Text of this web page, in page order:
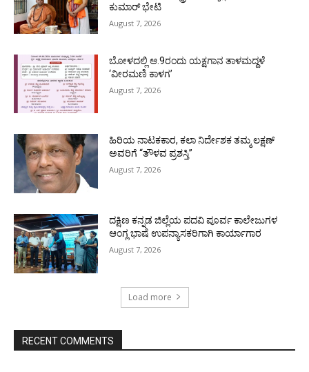
ಕುಮಾರ್ ಭೇಟಿ
August 7, 2026
ಬೋಳದಲ್ಲಿ ಆ.9ರಂದು ಯಕ್ಷಗಾನ ತಾಳಮದ್ದಳೆ
‘ವೀರಮಣಿ ಕಾಳಗ’
August 7, 2026
ಹಿರಿಯ ನಾಟಕಕಾರ, ಕಲಾ ನಿರ್ದೇಶಕ ತಮ್ಮ ಲಕ್ಷಣ್
ಅವರಿಗೆ “ತೌಳವ ಪ್ರಶಸ್ತಿ”
August 7, 2026
ದಕ್ಷಿಣ ಕನ್ನಡ ಜಿಲ್ಲೆಯ ಪದವಿ ಪೂರ್ವ ಕಾಲೇಜುಗಳ
ಆಂಗ್ಲ ಭಾಷೆ ಉಪನ್ಯಾಸಕರಿಗಾಗಿ ಕಾರ್ಯಾಗಾರ
August 7, 2026
Load more
RECENT COMMENTS